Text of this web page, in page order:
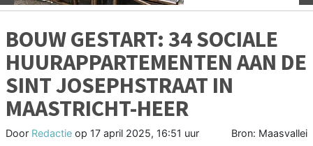
BOUW GESTART: 34 SOCIALE
HUURAPPARTEMENTEN AAN DE
SINT JOSEPHSTRAAT IN
MAASTRICHT-HEER
Door Redactie op 17 april 2025, 16:51 uur Bron: Maasvallei